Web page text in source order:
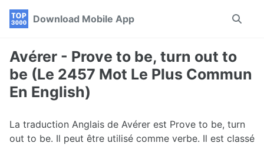
Skip
navigation
Skip
Skip
Download Mobile App
Toggle
Avérer - Prove to be, turn out to
be (Le 2457 Mot Le Plus Commun
En English)
La traduction Anglais de Avérer est Prove to be, turn
out to be. Il peut être utilisé comme verbe. Il est classé